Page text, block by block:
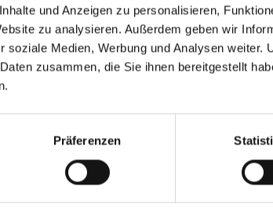
und Anzeigen zu personalisieren,
zu analysieren. Außerdem geben wir
soziale Medien, Werbung und Analysen weiter.
zusammen, die Sie ihnen bereitgestellt
Präferenzen
(m/w/d)